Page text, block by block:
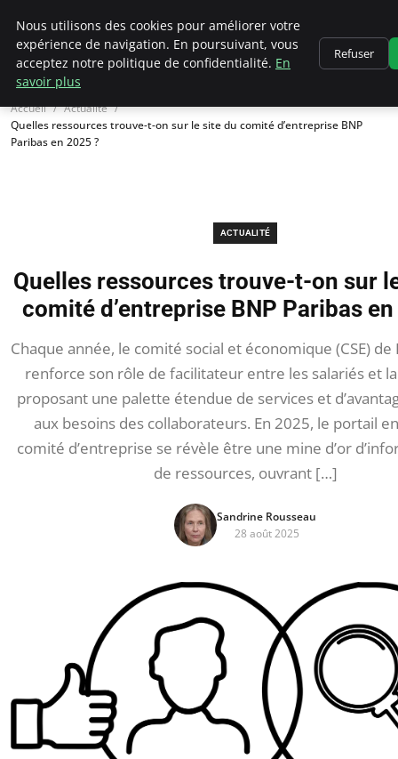
Chasseur De Tête
Accueil
Actualité
Quelles ressources trouve-t-on sur le site du comité d’entreprise BNP
Paribas en 2025 ?
ACTUALITÉ
Quelles ressources trouve-t-on sur
comité d’entreprise BNP Paribas
Chaque année, le comité social et économique (CSE) de
renforce son rôle de facilitateur entre les salariés et
proposant une palette étendue de services et
aux besoins des collaborateurs. En 2025, le portail
comité d’entreprise se révèle être une mine d’or
de ressources, ouvrant […]
Sandrine Rousseau
28 août 2025
Nous utilisons des cookies pour améliorer votre
expérience de navigation. En poursuivant, vous
acceptez notre politique de confidentialité. En
savoir plus
Refuser